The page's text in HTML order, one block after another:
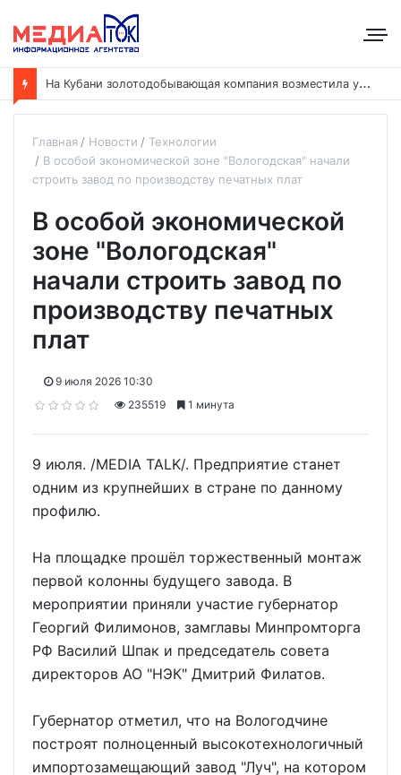
Н
а Кубани золотодобывающая компания возместила ущерб рекам на сумму почти 28 млн рублей
Главная Новости
Технологии
В особой экономической зоне "Вологодская" начали
строить завод по производству печатных плат
В особой экономической
зоне "Вологодская"
начали строить завод по
производству печатных
плат
9 июля 2026 10:30
235519
1 минута
9 июля. /MEDIA TALK/. Предприятие станет
одним из крупнейших в стране по данному
профилю.
На площадке прошёл торжественный монтаж
первой колонны будущего завода. В
мероприятии приняли участие губернатор
Георгий Филимонов, замглавы Минпромторга
РФ Василий Шпак и председатель совета
директоров АО "НЭК" Дмитрий Филатов.
Губернатор отметил, что на Вологодчине
построят полноценный высокотехнологичный
импортозамещающий завод "Луч", на котором